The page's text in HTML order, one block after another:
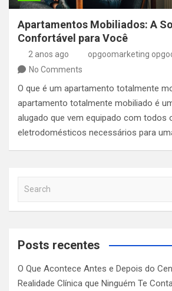
Apartamentos Mobiliados: A
Confortável para Você
2 anos ago
opgoomarketing
No Comments
O que é um apartamento totalmente
apartamento totalmente mobiliado é
alugado que vem equipado com todos
eletrodomésticos necessários para
a
c
Posts recentes
O Que Acontece Antes e Depois do
Realidade Clínica que Ninguém Te